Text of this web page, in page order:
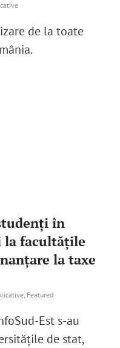
de la toate
în
la facultățile
la taxe
Featured
Est s-au
de stat,